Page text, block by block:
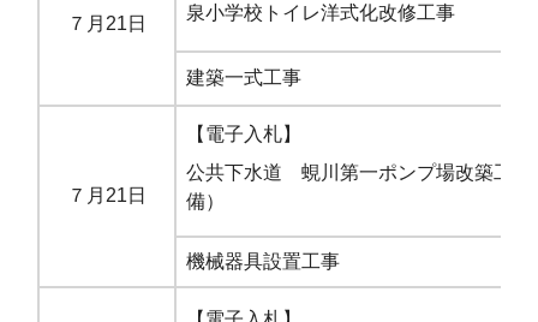
７月21日
泉小学校トイレ洋式化改修工事
建築一式工事
７月21日
【電子入札】
公共下水道 蜆川第一ポンプ場改築工事
備）
機械器具設置工事